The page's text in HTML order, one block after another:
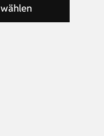
wählen